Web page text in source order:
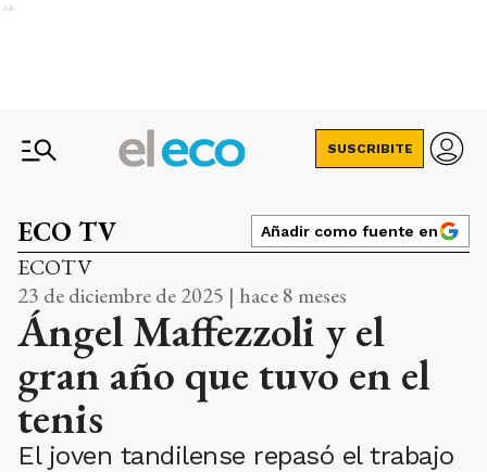
Ads
SUSCRIBITE
ECO TV Añadir como fuente en
ECOTV
23 de diciembre de 2025 | hace 8 meses
Ángel Maffezzoli y el
gran año que tuvo en el
tenis
El joven tandilense repasó el trabajo